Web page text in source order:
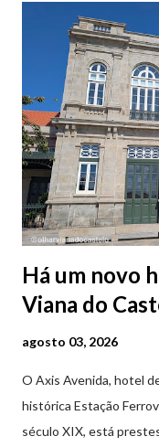
Há um novo
Viana do
agosto 03, 2026
O Axis Avenida, hotel
histórica Estação
século XIX, está